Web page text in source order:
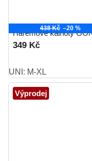
438 Kč –20 %
Harémové kalhoty
349 Kč
UNI: M-XL
Výprodej